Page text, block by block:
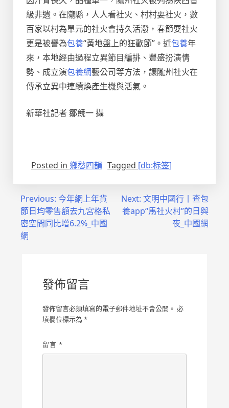
級非遺。在隴縣，人人看社火、村村耍社火，數
百家以村為單元的社火會持久活潑，春節耍社火
更是被譽為包養“黃地盤上的狂歡節”。近包養年
來，本地經由過程立異節目編排、豐盛扮演情
勢、成立演包養網藝公司等方法，讓隴州社火在
傳承立異中連續煥產生機與活氣。
新華社記者 鄒競一 攝
Posted in 鄉愁四韻 Tagged [db:标签]
Previous: 今年網上年貨
節日均零售額去九宮格私
密空間同比增6.2%_中國
網
Next: 文明中國行丨查包
養app“馬社火村”的日與
夜_中國網
發佈留言
發佈留言必須填寫的電子郵件地址不會公開。 必
填欄位標示為 *
留言 *